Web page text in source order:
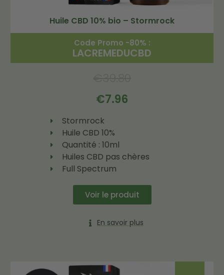
Huile CBD 10% bio – Stormrock
Code Promo -80% :
LACREMEDUCBD
€7.96
Stormrock
Huile CBD 10%
Quantité : 10ml
Huiles CBD pas chères
Full Spectrum
Voir le produit
En savoir plus